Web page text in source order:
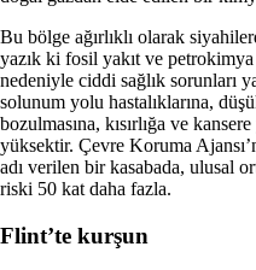
Bu bölge ağırlıklı olarak
yazık ki fosil yakıt ve
nedeniyle ciddi sağlık sorunları
solunum yolu hastalıklarına,
bozulmasına, kısırlığa ve
yüksektir. Çevre Koruma
adı verilen bir kasabada, ulusal
riski 50 kat daha fazla.
Flint’te kurşun